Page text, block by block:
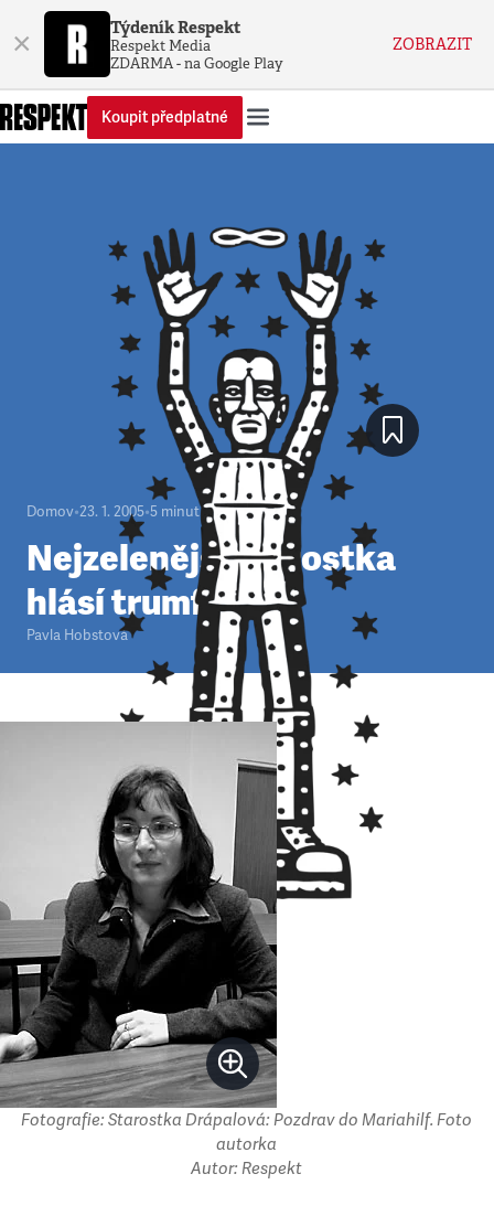
× Týdeník Respekt
Respekt Media
ZDARMA - na Google Play
ZOBRAZIT
Koupit předplatné
Domov•23. 1. 2005•5 minut
Nejzelenější starostka
hlásí trumf
Pavla Hobstová
Fotografie: Starostka Drápalová: Pozdrav do Mariahilf. Foto
autorka
Autor: Respekt